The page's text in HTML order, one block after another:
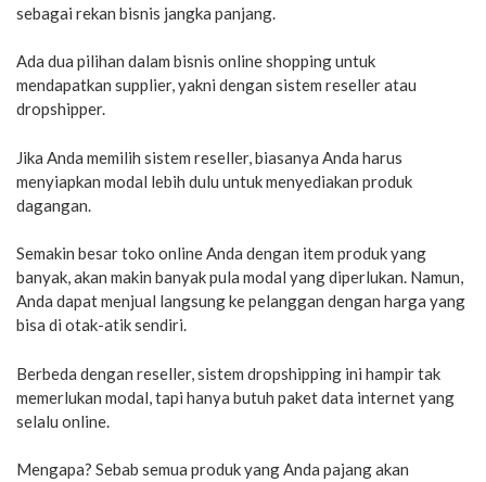
sebagai rekan bisnis jangka panjang.
Ada dua pilihan dalam bisnis online shopping untuk
mendapatkan supplier, yakni dengan sistem reseller atau
dropshipper.
Jika Anda memilih sistem reseller, biasanya Anda harus
menyiapkan modal lebih dulu untuk menyediakan produk
dagangan.
Semakin besar toko online Anda dengan item produk yang
banyak, akan makin banyak pula modal yang diperlukan. Namun,
Anda dapat menjual langsung ke pelanggan dengan harga yang
bisa di otak-atik sendiri.
Berbeda dengan reseller, sistem dropshipping ini hampir tak
memerlukan modal, tapi hanya butuh paket data internet yang
selalu online.
Mengapa? Sebab semua produk yang Anda pajang akan